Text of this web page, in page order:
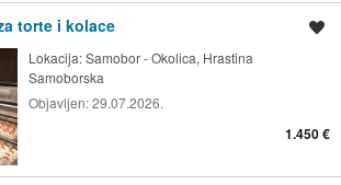
torte i kolace
Lokacija:Samobor - Okolica, Hrastina
Samoborska
Objavljen:29.07.2026.
1.450 €